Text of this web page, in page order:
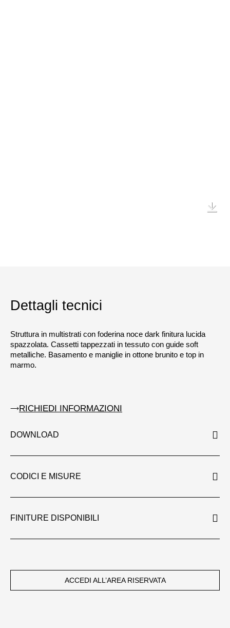
Dettagli tecnici
Struttura in multistrati con foderina noce dark finitura lucida
spazzolata. Cassetti tappezzati in tessuto con guide soft
metalliche. Basamento e maniglie in ottone brunito e top in
marmo.
RICHIEDI INFORMAZIONI
DOWNLOAD
CODICI E MISURE
FINITURE DISPONIBILI
ACCEDI ALL’AREA RISERVATA